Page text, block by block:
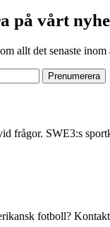
på vårt
allt det senaste
frågor. SWE3:s
fotboll?